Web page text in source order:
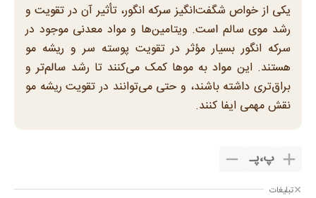
یکی از خواص شگفت‌انگیز سرکه انگور، تأثیر آن در تقویت و
رشد موی سالم است. ویتامین‌ها و مواد معدنی موجود در
سرکه انگور بسیار مؤثر در تقویت پوسته سر و ریشه مو
هستند. این مواد به مو‌ها کمک می‌کنند تا رشد سالم‌تر و
براق‌تری داشته باشند، و حتی می‌توانند در تقویت ریشه مو
نقش مهمی ایفا کنند.
پ،پـ
تبلیغات